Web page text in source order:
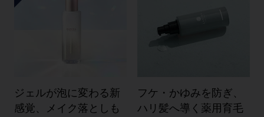
ジェルが泡に変わる新
感覚、メイク落としも
フケ・かゆみを防ぎ、
ハリ髪へ導く薬用育毛